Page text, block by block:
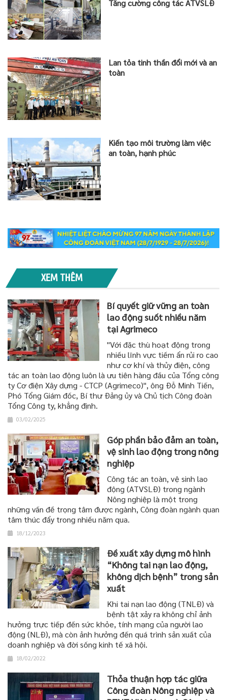
Tăng cường công tác ATVSLĐ
Lan tỏa tinh thần đổi mới và an
toàn
Kiến tạo môi trường làm việc
an toàn, hạnh phúc
XEM THÊM
Bí quyết giữ vững an toàn
lao động suốt nhiều năm
tại Agrimeco
"Với đặc thù hoạt động trong
nhiều lĩnh vực tiềm ẩn rủi ro cao
như cơ khí và thủy điện, công
tác an toàn lao động luôn là ưu tiên hàng đầu của Tổng công
ty Cơ điện Xây dựng - CTCP (Agrimeco)", ông Đỗ Minh Tiến,
Phó Tổng Giám đốc, Bí thư Đảng ủy và Chủ tịch Công đoàn
Tổng Công ty, khẳng định.
03/02/2025
Góp phần bảo đảm an toàn,
vệ sinh lao động trong nông
nghiệp
Công tác an toàn, vệ sinh lao
động (ATVSLĐ) trong ngành
Nông nghiệp là một trong
những vấn đề trọng tâm được ngành, Công đoàn ngành quan
tâm thúc đẩy trong nhiều năm qua.
18/12/2023
Đề xuất xây dựng mô hình
“Không tai nạn lao động,
không dịch bệnh” trong sản
xuất
Khi tai nạn lao động (TNLĐ) và
bệnh tật xảy ra không chỉ ảnh
hưởng trực tiếp đến sức khỏe, tính mạng của người lao
động (NLĐ), mà còn ảnh hưởng đến quá trình sản xuất của
doanh nghiệp và đời sống kinh tế xã hội.
18/02/2022
Thỏa thuận hợp tác giữa
Công đoàn Nông nghiệp và